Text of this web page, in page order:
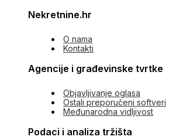
Nekretnine.hr
O nama
Kontakti
Agencije i građevinske tvrtke
Objavljivanje oglasa
Ostali preporučeni softveri
Međunarodna vidljivost
Podaci i analiza tržišta